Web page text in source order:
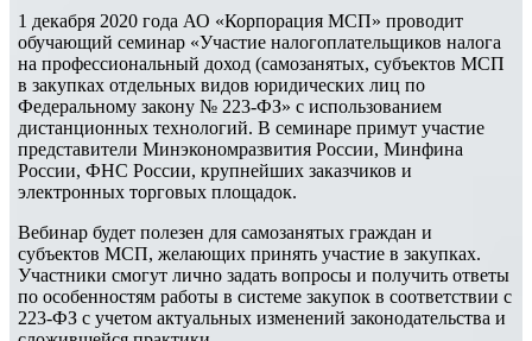
1 декабря 2020 года АО «Корпорация МСП» проводит
обучающий семинар «Участие налогоплательщиков налога
на профессиональный доход (самозанятых, субъектов МСП
в закупках отдельных видов юридических лиц по
Федеральному закону № 223-ФЗ» с использованием
дистанционных технологий. В семинаре примут участие
представители Минэкономразвития России, Минфина
России, ФНС России, крупнейших заказчиков и
электронных торговых площадок.
Вебинар будет полезен для самозанятых граждан и
субъектов МСП, желающих принять участие в закупках.
Участники смогут лично задать вопросы и получить ответы
по особенностям работы в системе закупок в соответствии с
223-ФЗ с учетом актуальных изменений законодательства и